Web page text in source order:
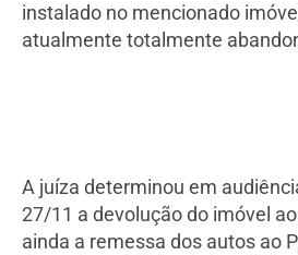
instalado no mencionado
atualmente totalmente
A juíza determinou em
27/11 a devolução do imóvel
ainda a remessa dos autos ao